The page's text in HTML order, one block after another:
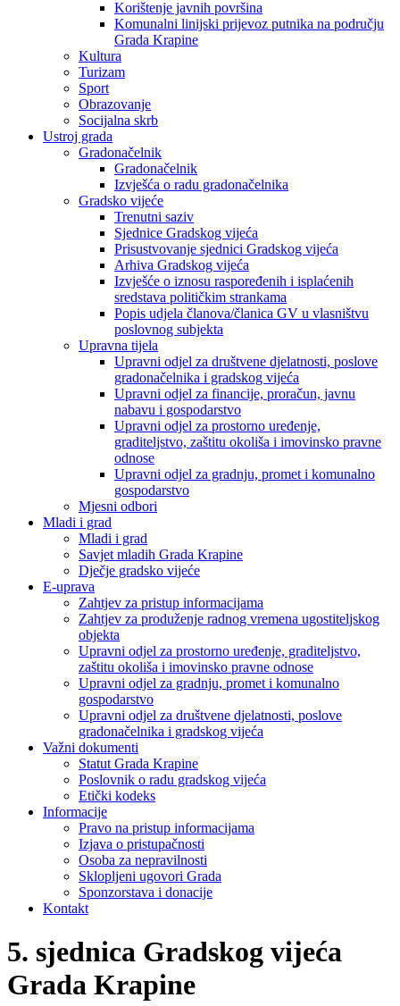
Korištenje javnih površina
Komunalni linijski prijevoz putnika na području
Grada Krapine
Kultura
Turizam
Sport
Obrazovanje
Socijalna skrb
Ustroj grada
Gradonačelnik
Gradonačelnik
Izvješća o radu gradonačelnika
Gradsko vijeće
Trenutni saziv
Sjednice Gradskog vijeća
Prisustvovanje sjednici Gradskog vijeća
Arhiva Gradskog vijeća
Izvješće o iznosu raspoređenih i isplaćenih
sredstava političkim strankama
Popis udjela članova/članica GV u vlasništvu
poslovnog subjekta
Upravna tijela
Upravni odjel za društvene djelatnosti, poslove
gradonačelnika i gradskog vijeća
Upravni odjel za financije, proračun, javnu
nabavu i gospodarstvo
Upravni odjel za prostorno uređenje,
graditeljstvo, zaštitu okoliša i imovinsko pravne
odnose
Upravni odjel za gradnju, promet i komunalno
gospodarstvo
Mjesni odbori
Mladi i grad
Mladi i grad
Savjet mladih Grada Krapine
Dječje gradsko vijeće
E-uprava
Zahtjev za pristup informacijama
Zahtjev za produženje radnog vremena ugostiteljskog
objekta
Upravni odjel za prostorno uređenje, graditeljstvo,
zaštitu okoliša i imovinsko pravne odnose
Upravni odjel za gradnju, promet i komunalno
gospodarstvo
Upravni odjel za društvene djelatnosti, poslove
gradonačelnika i gradskog vijeća
Važni dokumenti
Statut Grada Krapine
Poslovnik o radu gradskog vijeća
Etički kodeks
Informacije
Pravo na pristup informacijama
Izjava o pristupačnosti
Osoba za nepravilnosti
Sklopljeni ugovori Grada
Sponzorstava i donacije
Kontakt
5. sjednica Gradskog vijeća
Grada Krapine